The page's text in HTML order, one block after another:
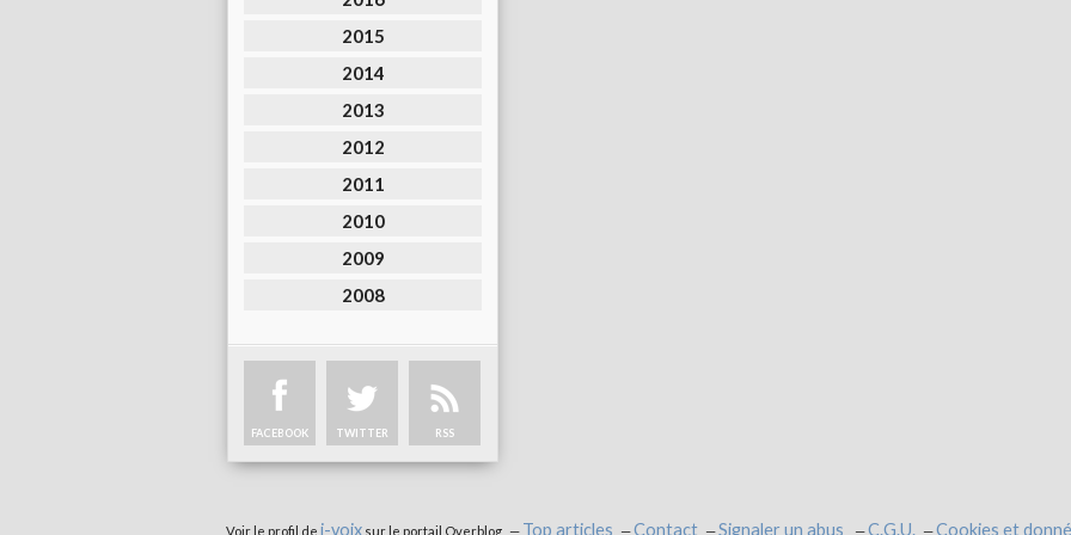
2015
2014
2013
2012
2011
2010
2009
2008
FACEBOOK TWITTER RSS
Voir le profil de i-voixsur le portail Overblog Top articles Contact Signaler un abus C.G.U. Cookies et